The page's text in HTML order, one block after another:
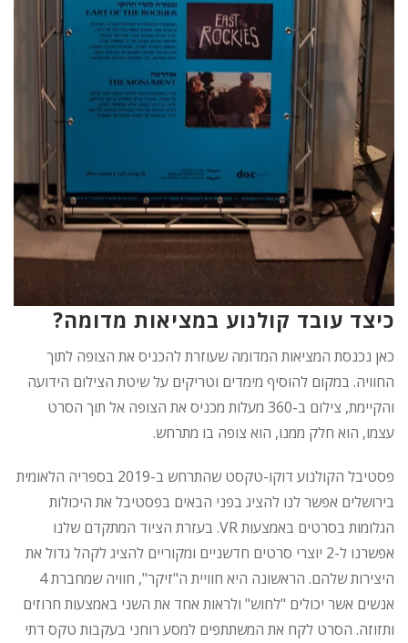
כיצד עובד קולנוע במציאות מדומה?
כאן נכנסת המציאות המדומה שעוזרת להכניס את הצופה לתוך
החוויה. במקום להוסיף מימדים וטריקים על שיטת הצילום הידועה
והקיימת, צילום ב-360 מעלות מכניס את הצופה אל תוך הסרט
עצמו, הוא חלק ממנו, הוא צופה בו מתרחש.
פסטיבל הקולנוע דוקו-טקסט שהתרחש ב-2019 בספריה הלאומית
בירושלים אפשר לנו להציג בפני הבאים בפסטיבל את היכולות
הגלומות בסרטים באמצעות VR. בעזרת הציוד המתקדם שלנו
אפשרנו ל-2 יוצרי סרטים חדשניים ומקוריים להציג לקהל גדול את
היצירות שלהם. הראשונה היא חוויית ה"זיקר", חוויה שמחברת 4
אנשים אשר יכולים "לחוש" ולראות אחד את השני באמצעות חרוזים
ותזוזה. הסרט לקח את המשתתפים למסע רוחני בעקבות טקס דתי